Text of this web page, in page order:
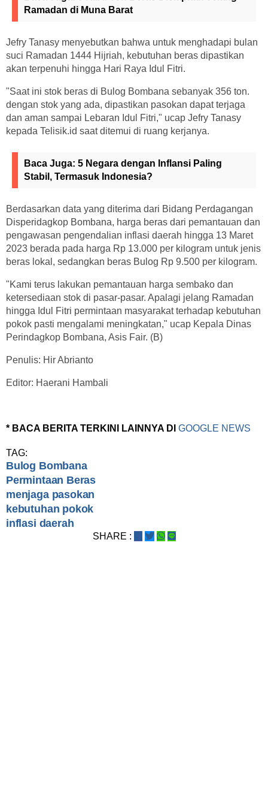
Ramadan di Muna Barat
Jefry Tanasy menyebutkan bahwa untuk menghadapi bulan
suci Ramadan 1444 Hijriah, kebutuhan beras dipastikan
akan terpenuhi hingga Hari Raya Idul Fitri.
"Saat ini stok beras di Bulog Bombana sebanyak 356 ton.
dengan stok yang ada, dipastikan pasokan dapat terjaga
dan aman sampai Lebaran Idul Fitri," ucap Jefry Tanasy
kepada Telisik.id saat ditemui di ruang kerjanya.
Baca Juga: 5 Negara dengan Inflansi Paling
Stabil, Termasuk Indonesia?
Berdasarkan data yang diterima dari Bidang Perdagangan
Disperidagkop Bombana, harga beras dari pemantauan dan
pengawasan pengendalian inflasi daerah hingga 13 Maret
2023 berada pada harga Rp 13.000 per kilogram untuk jenis
beras lokal, sedangkan beras Bulog Rp 9.500 per kilogram.
"Kami terus lakukan pemantauan harga sembako dan
ketersediaan stok di pasar-pasar. Apalagi jelang Ramadan
hingga Idul Fitri permintaan masyarakat terhadap kebutuhan
pokok pasti mengalami meningkatan," ucap Kepala Dinas
Perindagkop Bombana, Asis Fair. (B)
Penulis: Hir Abrianto
Editor: Haerani Hambali
* BACA BERITA TERKINI LAINNYA DI GOOGLE NEWS
TAG:
Bulog Bombana
Permintaan Beras
menjaga pasokan
kebutuhan pokok
inflasi daerah
SHARE :